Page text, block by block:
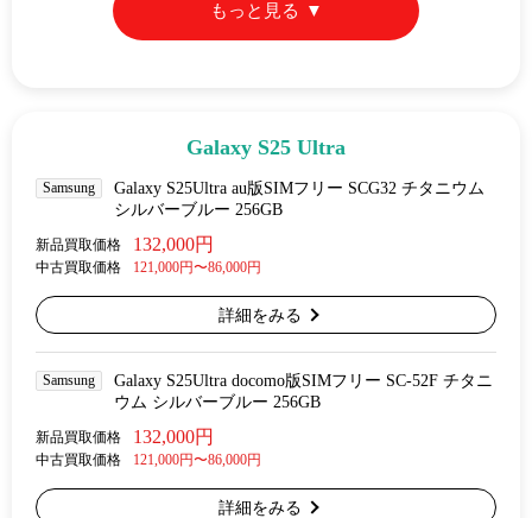
もっと見る
Galaxy S25 Ultra
Samsung
Galaxy S25Ultra au版SIMフリー SCG32 チタニウム
シルバーブルー 256GB
新品買取価格 132,000円
中古買取価格 121,000円〜86,000円
詳細をみる
Samsung
Galaxy S25Ultra docomo版SIMフリー SC-52F チタニ
ウム シルバーブルー 256GB
新品買取価格 132,000円
中古買取価格 121,000円〜86,000円
詳細をみる